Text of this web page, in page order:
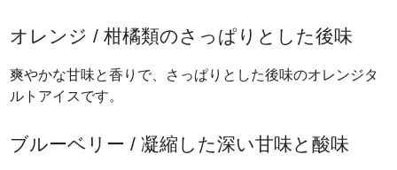
オレンジ / 柑橘類のさっぱりとした後味
爽やかな甘味と香りで、さっぱりとした後味のオレンジタ
ルトアイスです。
ブルーベリー / 凝縮した深い甘味と酸味